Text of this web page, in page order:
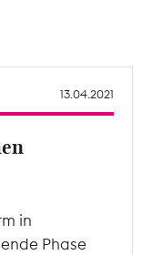
13.04.2021
in
Phase